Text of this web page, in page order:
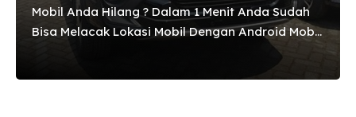
Mobil Anda Hilang ? Dalam 1 Menit Anda Sudah
Bisa Melacak Lokasi Mobil Dengan Android Mobil
di Jakarta adalah sebagian dari Asset Harta